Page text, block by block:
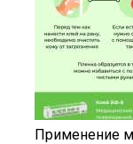
Применение